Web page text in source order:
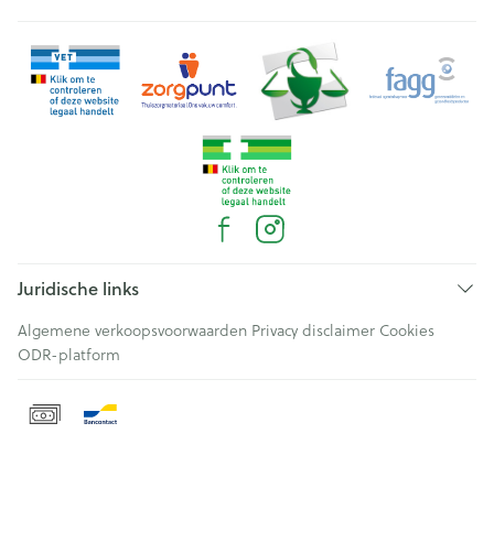
Juridische links
Algemene verkoopsvoorwaarden Privacy disclaimer Cookies
ODR-platform